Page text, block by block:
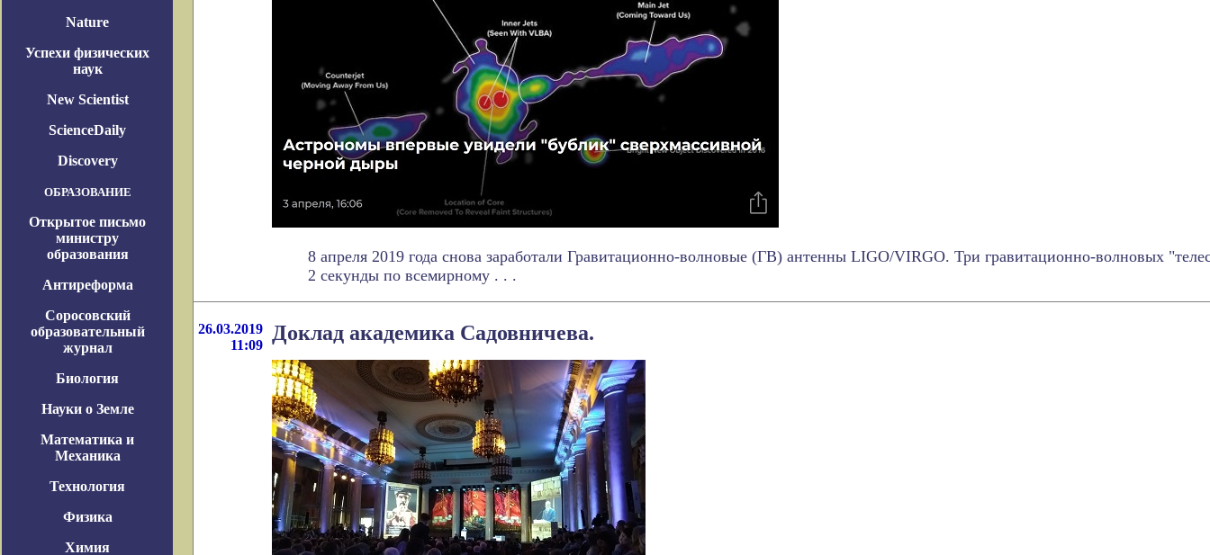
Nature
Успехи физических
наук
New Scientist
ScienceDaily
Discovery
ОБРАЗОВАНИЕ
Открытое письмо
министру
образования
Антиреформа
Соросовский
образовательный
журнал
Биология
Науки о Земле
Математика и
Механика
Технология
Физика
Химия
8 апреля 2019 года снова заработали Гравитационно-волновые (ГВ) антенны LIGO/VIRGO. Три гравитационно-волновых
2 секунды по всемирному . . .
26.03.2019
11:09
Доклад академика Садовничева.